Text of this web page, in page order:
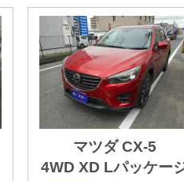
マツダ CX-5
4WD XD Lパッケー